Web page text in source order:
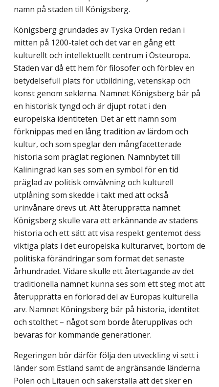
namn på staden till Königsberg.
Königsberg grundades av Tyska Orden redan i
mitten på 1200-talet och det var en gång ett
kulturellt och intellektuellt centrum i Östeuropa.
Staden var då ett hem för filosofer och förblev en
betydelsefull plats för utbildning, vetenskap och
konst genom seklerna. Namnet Königsberg bär på
en historisk tyngd och är djupt rotat i den
europeiska identiteten. Det är ett namn som
förknippas med en lång tradition av lärdom och
kultur, och som speglar den mångfacetterade
historia som präglat regionen. Namn­bytet till
Kaliningrad kan ses som en symbol för en tid
präglad av politisk omvälvning och kulturell
utplåning som skedde i takt med att också
urinvånare drevs ut. Att åter­upprätta namnet
Königsberg skulle vara ett erkännande av stadens
historia och ett sätt att visa respekt gentemot dess
viktiga plats i det europeiska kulturarvet, bortom de
politiska förändringar som format det senaste
århundradet. Vidare skulle ett återtagande av det
traditionella namnet kunna ses som ett steg mot att
återupprätta en förlorad del av Europas kulturella
arv. Namnet Köningsberg bär på historia, identitet
och stolthet – något som borde återupplivas och
bevaras för kommande generationer.
Regeringen bör därför följa den utveckling vi sett i
länder som Estland samt de angränsande länderna
Polen och Litauen och säkerställa att det sker en